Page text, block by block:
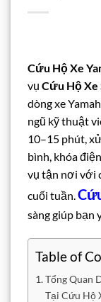
Cứu Hộ Xe
vụ Cứu Hộ Xe
dòng xe
ngũ kỹ thuật
10–15 phút,
bình, khóa
vụ tận nơi với
cuối tuần.
sàng giúp bạn
Table of
Tổng Quan
Tại Cứu Hộ